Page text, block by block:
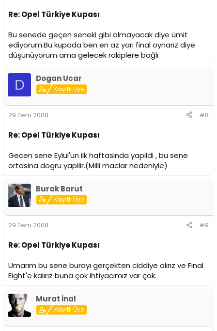
Re: Opel Türkiye Kupası
Bu senede geçen seneki gibi olmayacak diye ümit
ediyorum.Bu kupada ben en az yarı final oynarız diye
düşünüyorum ama gelecek rakiplere bağlı.
D Dogan Ucar
Kayıtlı Üye
29 Tem 2008 #8
Re: Opel Türkiye Kupası
Gecen sene Eylul'un ilk haftasinda yapildi , bu sene
ortasina dogru yapilir.(Milli maclar nedeniyle)
Burak Barut
Kayıtlı Üye
29 Tem 2008 #9
Re: Opel Türkiye Kupası
Umarım bu sene burayı gerçekten ciddiye alırız ve Final
Eight'e kalırız buna çok ihtiyacımız var çok.
Murat İnal
Kayıtlı Üye